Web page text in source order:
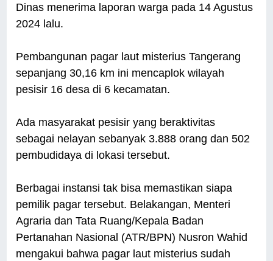
Dinas menerima laporan warga pada 14 Agustus
2024 lalu.
Pembangunan pagar laut misterius Tangerang
sepanjang 30,16 km ini mencaplok wilayah
pesisir 16 desa di 6 kecamatan.
Ada masyarakat pesisir yang beraktivitas
sebagai nelayan sebanyak 3.888 orang dan 502
pembudidaya di lokasi tersebut.
Berbagai instansi tak bisa memastikan siapa
pemilik pagar tersebut. Belakangan, Menteri
Agraria dan Tata Ruang/Kepala Badan
Pertanahan Nasional (ATR/BPN) Nusron Wahid
mengakui bahwa pagar laut misterius sudah